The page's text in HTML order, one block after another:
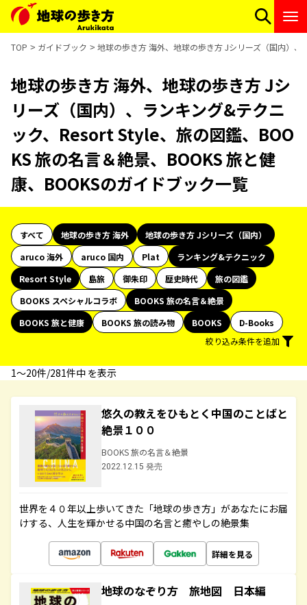
TOP ガイドブック 地球の歩き方 海外、地球の歩き方 Jシリーズ（国内）
地球の歩き方 海外、地球の歩き方 Jシ
リーズ（国内）、ランキング&テクニ
ック、Resort Style、旅の図鑑、BOO
KS 旅の名言＆絶景、BOOKS 旅と健
康、BOOKSのガイドブック一覧
すべて 地球の歩き方 海外
地球の歩き方 Jシリーズ（国内）
aruco 海外
aruco 国内 Plat
ランキング&テクニック
Resort Style
島旅 御朱印 歴史時代
旅の図鑑
BOOKS スペシャルコラボ
BOOKS 旅の名言＆絶景
BOOKS 旅と健康
BOOKS 旅の読み物 BOOKS
D-Books
絞り込み条件を追加
1〜20件/281件中 を表示
悠久の教えをひもとく中国のことばと
絶景１００
BOOKS 旅の名言＆絶景
2022.12.15 発売
世界を４０年以上歩いてきた「地球の歩き方」があなたにお届
けする、人生を輝かせる中国の名言と癒やしの絶景集
詳細を見る
地球のなぞり方 旅地図 日本編